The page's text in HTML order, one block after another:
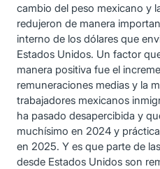
cambio del peso mexicano y
redujeron de manera
interno de los dólares que
Estados Unidos. Un factor
manera positiva fue el
remuneraciones medias y la
trabajadores mexicanos
ha pasado desapercibida y
muchísimo en 2024 y
en 2025. Y es que parte de
desde Estados Unidos son